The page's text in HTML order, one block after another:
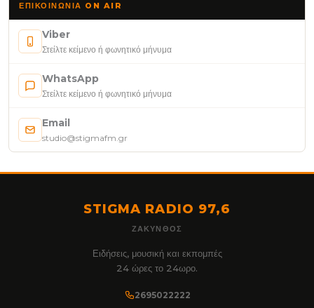
ΕΠΙΚΟΙΝΩΝΊΑ ON AIR
Viber
Στείλτε κείμενο ή φωνητικό μήνυμα
WhatsApp
Στείλτε κείμενο ή φωνητικό μήνυμα
Email
studio@stigmafm.gr
STIGMA RADIO 97,6
ΖΆΚΥΝΘΟΣ
Ειδήσεις, μουσική και εκπομπές
24 ώρες το 24ωρο.
2695022222